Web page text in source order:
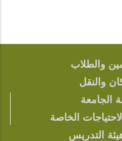
FOOTER
والطلاب
والنقل
الجامعة
الخاصة
التدريس